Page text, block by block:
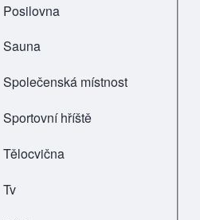
Posilovna
Sauna
Společenská místnost
Sportovní hříště
Tělocvična
Tv